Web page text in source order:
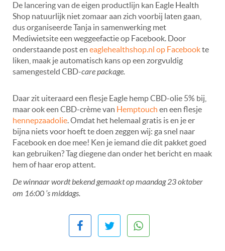
De lancering van de eigen productlijn kan Eagle Health
Shop natuurlijk niet zomaar aan zich voorbij laten gaan,
dus organiseerde Tanja in samenwerking met
Mediwietsite een weggeefactie op Facebook. Door
onderstaande post en eaglehealthshop.nl op Facebookte
liken, maak je automatisch kans op een zorgvuldig
samengesteld CBD-care package.
Daar zit uiteraard een flesje Eagle hemp CBD-olie 5% bij,
maar ook een CBD-crème van Hemptouch en een flesje
hennepzaadolie. Omdat het helemaal gratis is en je er
bijna niets voor hoeft te doen zeggen wij: ga snel naar
Facebook en doe mee! Ken je iemand die dit pakket goed
kan gebruiken? Tag diegene dan onder het bericht en maak
hem of haar erop attent.
De winnaar wordt bekend gemaakt op maandag 23 oktober
om 16:00 ’s middags.